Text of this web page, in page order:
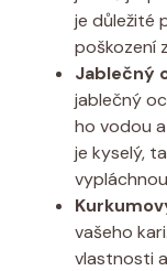
je důležité
poškození
Jablečný
jablečný
ho vodou
je kyselý,
vašeho
vlastnosti